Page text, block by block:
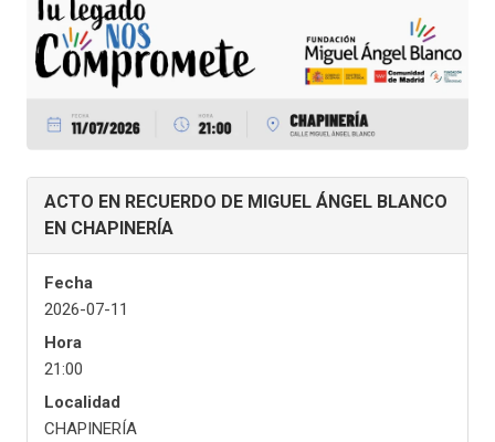
ACTO EN RECUERDO DE MIGUEL ÁNGEL BLANCO
EN CHAPINERÍA
Fecha
2026-07-11
Hora
21:00
Localidad
CHAPINERÍA